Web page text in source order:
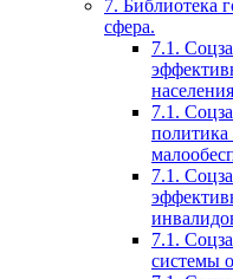
7. Библиотека
сфера.
7.1.
7.1.
политика
7.1.
7.1.
системы